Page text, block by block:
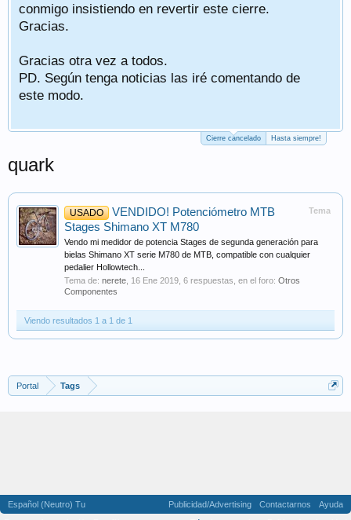
conmigo insistiendo en revertir este cierre.
Gracias.
Gracias otra vez a todos.
PD. Según tenga noticias las iré comentando de
este modo.
Cierre cancelado Hasta siempre!
quark
Tema
USADO
VENDIDO! Potenciómetro MTB
Stages Shimano XT M780
Vendo mi medidor de potencia Stages de segunda generación para
bielas Shimano XT serie M780 de MTB, compatible con cualquier
pedalier Hollowtech...
Tema de: nerete 16 Ene 2019 , 6 respuestas, en el foro: Otros
Componentes
Viendo resultados 1 a 1 de 1
Portal Tags
Español (Neutro) Tu Publicidad/Advertising Contactarnos
Ayuda